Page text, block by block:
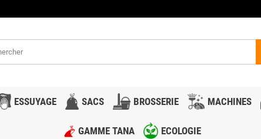
ESSUYAGE SACS BROSSERIE MACHINES
GAMME TANA ECOLOGIE